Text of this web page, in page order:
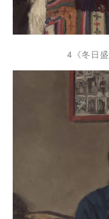
4《冬日